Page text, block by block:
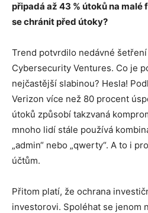
připadá až 43 % útoků na
se chránit před útoky?
Trend potvrdilo nedávné
Cybersecurity Ventures. Co je
nejčastější slabinou? Hesla!
Verizon více než 80 procent
útoků způsobí takzvaná
mnoho lidí stále používá
„admin“ nebo „qwerty“. A to i
účtům.
Přitom platí, že ochrana
investorovi. Spoléhat se jenom